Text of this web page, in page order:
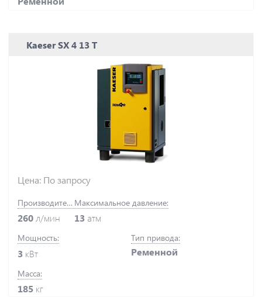
Kaeser SX 4 13 T
Цена: По запросу
Производительность:
260л/мин
Максимальное давление:
13 атм
Мощность:
3 кВт
Тип привода:
Ременной
Масса:
185 кг